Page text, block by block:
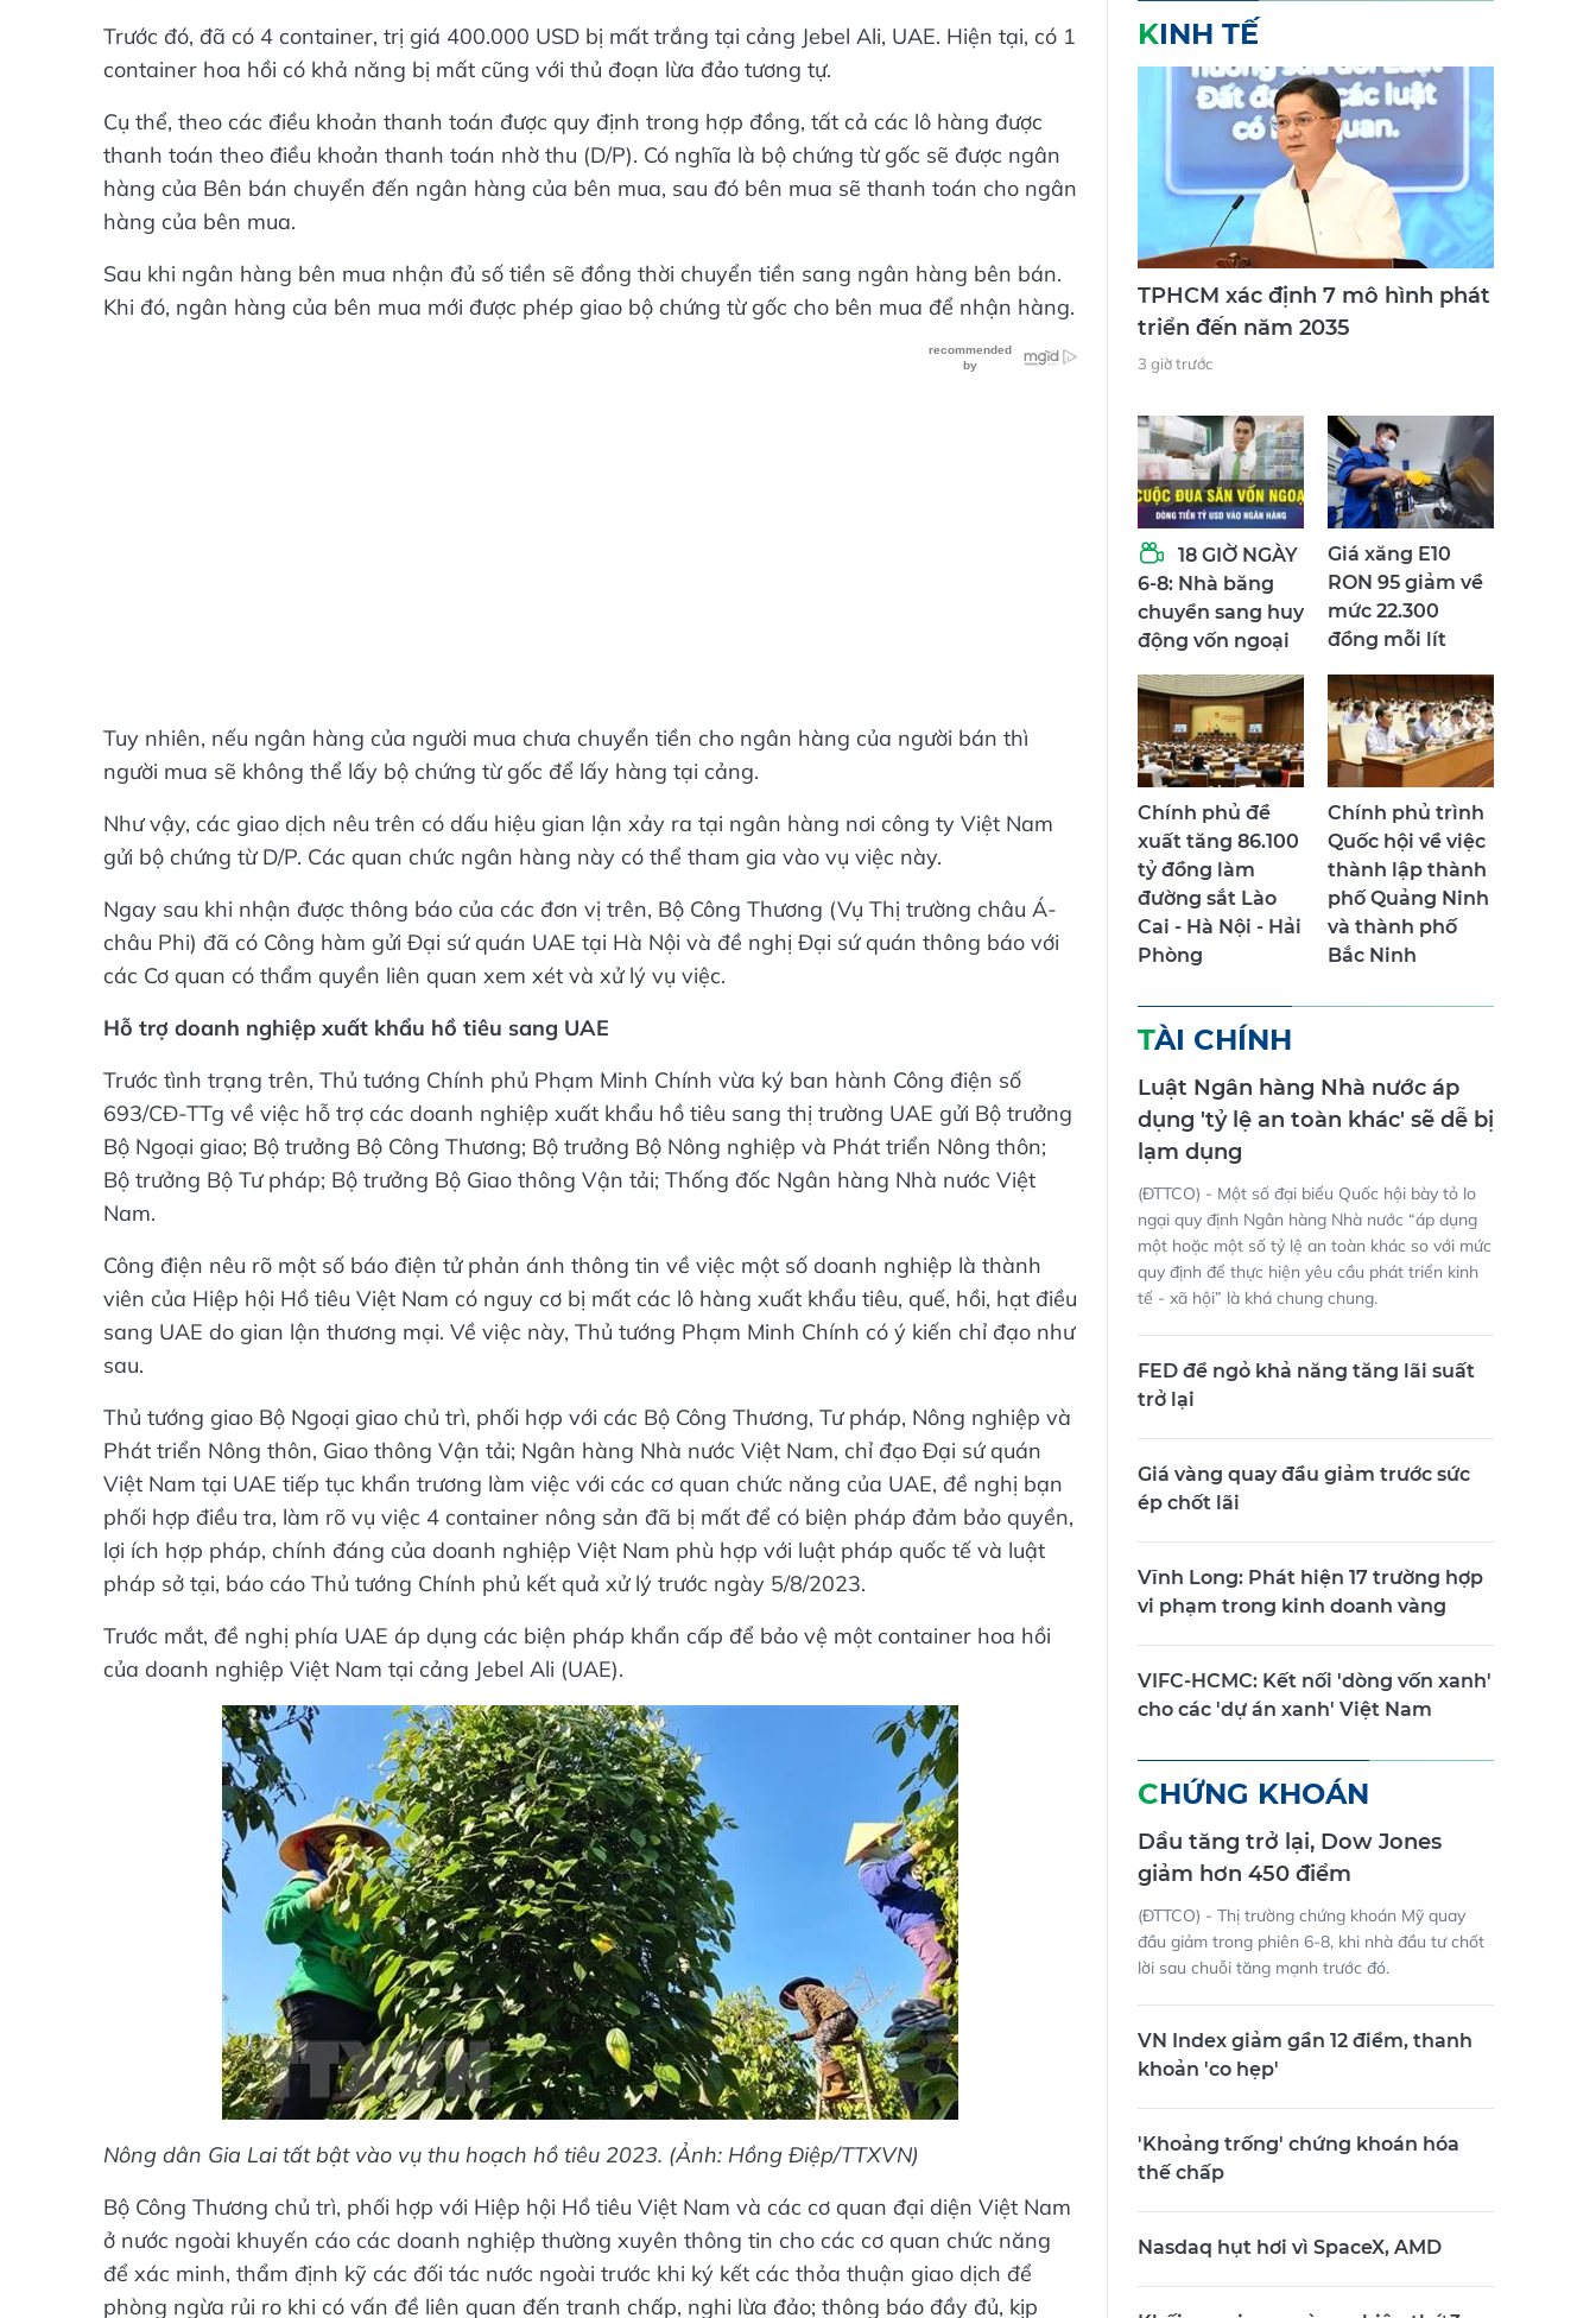
Trước đó, đã có 4 container, trị giá 400.000 USD bị mất trắng tại cảng Jebel Ali, UAE. Hiện tại, có 1
container hoa hồi có khả năng bị mất cũng với thủ đoạn lừa đảo tương tự.
Cụ thể, theo các điều khoản thanh toán được quy định trong hợp đồng, tất cả các lô hàng được
thanh toán theo điều khoản thanh toán nhờ thu (D/P). Có nghĩa là bộ chứng từ gốc sẽ được ngân
hàng của Bên bán chuyển đến ngân hàng của bên mua, sau đó bên mua sẽ thanh toán cho ngân
hàng của bên mua.
Sau khi ngân hàng bên mua nhận đủ số tiền sẽ đồng thời chuyển tiền sang ngân hàng bên bán.
Khi đó, ngân hàng của bên mua mới được phép giao bộ chứng từ gốc cho bên mua để nhận hàng.
Tuy nhiên, nếu ngân hàng của người mua chưa chuyển tiền cho ngân hàng của người bán thì
người mua sẽ không thể lấy bộ chứng từ gốc để lấy hàng tại cảng.
Như vậy, các giao dịch nêu trên có dấu hiệu gian lận xảy ra tại ngân hàng nơi công ty Việt Nam
gửi bộ chứng từ D/P. Các quan chức ngân hàng này có thể tham gia vào vụ việc này.
Ngay sau khi nhận được thông báo của các đơn vị trên, Bộ Công Thương (Vụ Thị trường châu Á-
châu Phi) đã có Công hàm gửi Đại sứ quán UAE tại Hà Nội và đề nghị Đại sứ quán thông báo với
các Cơ quan có thẩm quyền liên quan xem xét và xử lý vụ việc.
Hỗ trợ doanh nghiệp xuất khẩu hồ tiêu sang UAE
Trước tình trạng trên, Thủ tướng Chính phủ Phạm Minh Chính vừa ký ban hành Công điện số
693/CĐ-TTg về việc hỗ trợ các doanh nghiệp xuất khẩu hồ tiêu sang thị trường UAE gửi Bộ trưởng
Bộ Ngoại giao; Bộ trưởng Bộ Công Thương; Bộ trưởng Bộ Nông nghiệp và Phát triển Nông thôn;
Bộ trưởng Bộ Tư pháp; Bộ trưởng Bộ Giao thông Vận tải; Thống đốc Ngân hàng Nhà nước Việt
Nam.
Công điện nêu rõ một số báo điện tử phản ánh thông tin về việc một số doanh nghiệp là thành
viên của Hiệp hội Hồ tiêu Việt Nam có nguy cơ bị mất các lô hàng xuất khẩu tiêu, quế, hồi, hạt điều
sang UAE do gian lận thương mại. Về việc này, Thủ tướng Phạm Minh Chính có ý kiến chỉ đạo như
sau.
Thủ tướng giao Bộ Ngoại giao chủ trì, phối hợp với các Bộ Công Thương, Tư pháp, Nông nghiệp và
Phát triển Nông thôn, Giao thông Vận tải; Ngân hàng Nhà nước Việt Nam, chỉ đạo Đại sứ quán
Việt Nam tại UAE tiếp tục khẩn trương làm việc với các cơ quan chức năng của UAE, đề nghị bạn
phối hợp điều tra, làm rõ vụ việc 4 container nông sản đã bị mất để có biện pháp đảm bảo quyền,
lợi ích hợp pháp, chính đáng của doanh nghiệp Việt Nam phù hợp với luật pháp quốc tế và luật
pháp sở tại, báo cáo Thủ tướng Chính phủ kết quả xử lý trước ngày 5/8/2023.
Trước mắt, đề nghị phía UAE áp dụng các biện pháp khẩn cấp để bảo vệ một container hoa hồi
của doanh nghiệp Việt Nam tại cảng Jebel Ali (UAE).
Nông dân Gia Lai tất bật vào vụ thu hoạch hồ tiêu 2023. (Ảnh: Hồng Điệp/TTXVN)
Bộ Công Thương chủ trì, phối hợp với Hiệp hội Hồ tiêu Việt Nam và các cơ quan đại diện Việt Nam
ở nước ngoài khuyến cáo các doanh nghiệp thường xuyên thông tin cho các cơ quan chức năng
để xác minh, thẩm định kỹ các đối tác nước ngoài trước khi ký kết các thỏa thuận giao dịch để
phòng ngừa rủi ro khi có vấn đề liên quan đến tranh chấp, nghi lừa đảo; thông báo đầy đủ, kịp
KINH TẾ
TPHCM xác định 7 mô hình phát
triển đến năm 2035
3 giờ trước
18 GIỜ NGÀY
6-8: Nhà băng
chuyển sang huy
động vốn ngoại
Giá xăng E10
RON 95 giảm về
mức 22.300
đồng mỗi lít
Chính phủ đề
xuất tăng 86.100
tỷ đồng làm
đường sắt Lào
Cai - Hà Nội - Hải
Phòng
Chính phủ trình
Quốc hội về việc
thành lập thành
phố Quảng Ninh
và thành phố
Bắc Ninh
TÀI CHÍNH
Luật Ngân hàng Nhà nước áp
dụng 'tỷ lệ an toàn khác' sẽ dễ bị
lạm dụng
(ĐTTCO) - Một số đại biểu Quốc hội bày tỏ lo
ngại quy định Ngân hàng Nhà nước “áp dụng
một hoặc một số tỷ lệ an toàn khác so với mức
quy định để thực hiện yêu cầu phát triển kinh
tế - xã hội” là khá chung chung.
FED để ngỏ khả năng tăng lãi suất
trở lại
Giá vàng quay đầu giảm trước sức
ép chốt lãi
Vĩnh Long: Phát hiện 17 trường hợp
vi phạm trong kinh doanh vàng
VIFC-HCMC: Kết nối 'dòng vốn xanh'
cho các 'dự án xanh' Việt Nam
CHỨNG KHOÁN
Dầu tăng trở lại, Dow Jones
giảm hơn 450 điểm
(ĐTTCO) - Thị trường chứng khoán Mỹ quay
đầu giảm trong phiên 6-8, khi nhà đầu tư chốt
lời sau chuỗi tăng mạnh trước đó.
VN Index giảm gần 12 điểm, thanh
khoản 'co hẹp'
'Khoảng trống' chứng khoán hóa
thế chấp
Nasdaq hụt hơi vì SpaceX, AMD